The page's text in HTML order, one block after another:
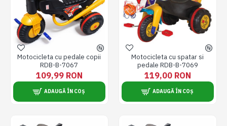
Motocicleta cu pedale copii
RDB-B-7067
109,99 RON
ADAUGĂ ÎN COȘ
Motocicleta cu spatar si
pedale RDB-B-7069
119,00 RON
ADAUGĂ ÎN COȘ